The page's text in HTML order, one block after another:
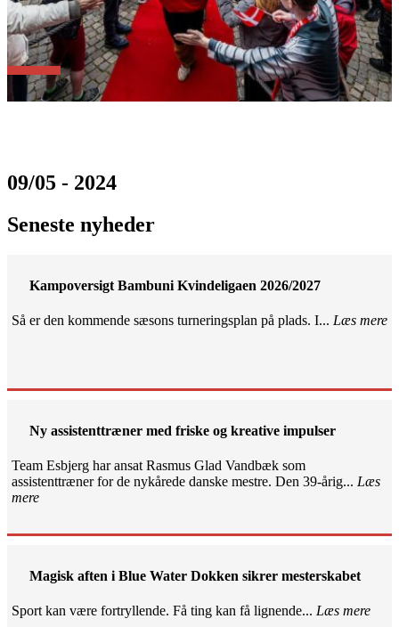
09/05 - 2024
Seneste nyheder
Kampoversigt Bambuni Kvindeligaen 2026/2027
Så er den kommende sæsons turneringsplan på plads. I... Læs mere
Ny assistenttræner med friske og kreative impulser
Team Esbjerg har ansat Rasmus Glad Vandbæk som
assistenttræner for de nykårede danske mestre. Den 39-årig... Læs
mere
Magisk aften i Blue Water Dokken sikrer mesterskabet
Sport kan være fortryllende. Få ting kan få lignende... Læs mere